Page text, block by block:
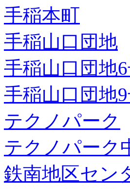
手稲本町
手稲山口団地
手稲山口団地
手稲山口団地
テクノパーク
テクノパーク
鉄南地区セン